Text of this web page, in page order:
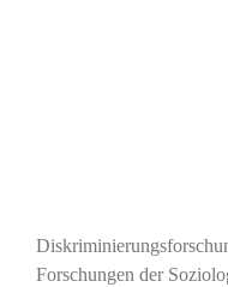
Forschungen der